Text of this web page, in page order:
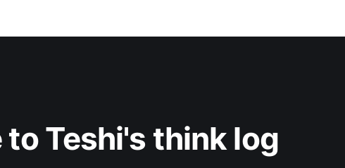
Teshi's think log